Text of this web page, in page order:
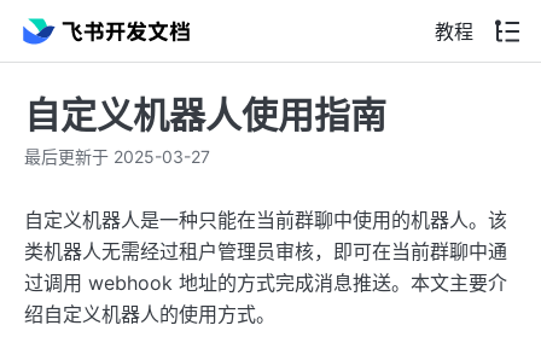
教程
自定义机器人使用指南
最后更新于 2025-03-27
自定义机器人是一种只能在当前群聊中使用的机器人。该
类机器人无需经过租户管理员审核，即可在当前群聊中通
过调用 webhook 地址的方式完成消息推送。本文主要介
绍自定义机器人的使用方式。